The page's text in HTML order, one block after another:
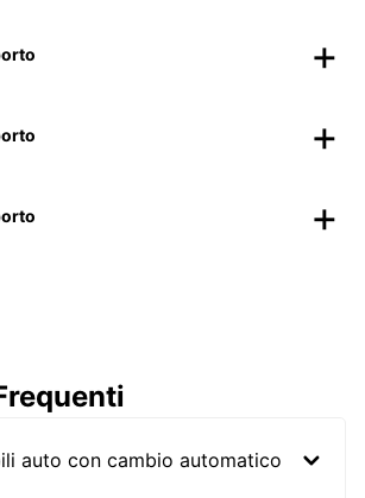
auto con cambio automatico